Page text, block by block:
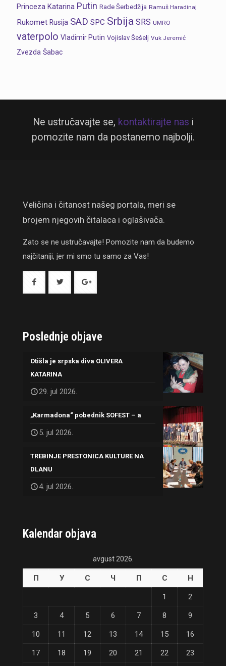
Princeza Katarina Putin Rade Šerbedžija Ramuš Haradinaj
Rukomet Rusija SAD SPC Srbija SRS UMRO
vaterpolo Vladimir Putin Vojislav Šešelj Vuk Jeremić
Zvezda Šabac
Ne ustručavajte se, kontaktirajte nas i
pomozite nam da postanemo najbolji.
Veličina i čitanost našeg portala, meri se
brojem njegovih čitalaca i oglašivača.
Zato se ne ustručavajte! Pomozite nam da budemo
najčitaniji, jer mi smo tu samo za Vas!
Poslednje objave
Otišla je srpska diva OLIVERA
KATARINA
29. jul 2026.
„Karmadona“ pobednik SOFEST – a
5. jul 2026.
TREBINJE PRESTONICA KULTURE NA
DLANU
4. jul 2026.
Kalendar objava
avgust 2026.
П У С Ч П С Н
1 2
3 4 5 6 7 8 9
10 11 12 13 14 15 16
17 18 19 20 21 22 23